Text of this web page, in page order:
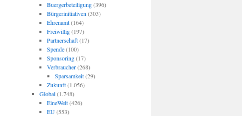
Buergerbeteiligung(396)
Bürgerinitiativen (303)
Ehrenamt(164)
Freiwillig(197)
Partnerschaft(17)
Spende(100)
Sponsoring(17)
Verbraucher(268)
Sparsamkeit(29)
Zukunft(1.056)
Global(1.748)
EineWelt(426)
EU(553)